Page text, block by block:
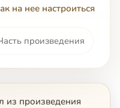
на нее настроиться
произведения
из произведения